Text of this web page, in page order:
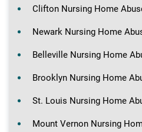
Clifton Nursing Home
Newark Nursing Home
Belleville Nursing Home
Brooklyn Nursing Home
St. Louis Nursing Home
Mount Vernon Nursing